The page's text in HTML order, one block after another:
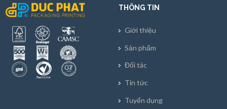
THÔNG TIN
Giới thiệu
Sản phẩm
Đối tác
Tin tức
Tuyển dụng